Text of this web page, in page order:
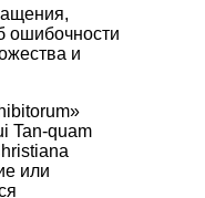
ошибочности
и
Tan-quam
или